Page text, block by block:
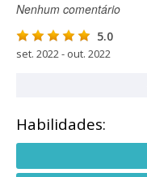
Nenhum comentário
5.0
set. 2022 - out. 2022
Habilidades: